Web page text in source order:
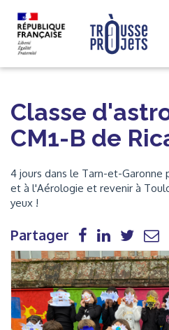
Classe
CM1-B de
4 jours dans le Tarn-et-Garonne
et à l'Aérologie et revenir à
yeux !
Partager